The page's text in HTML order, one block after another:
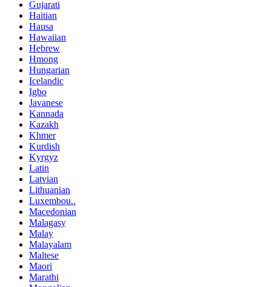
Gujarati
Haitian
Hausa
Hawaiian
Hebrew
Hmong
Hungarian
Icelandic
Igbo
Javanese
Kannada
Kazakh
Khmer
Kurdish
Kyrgyz
Latin
Latvian
Lithuanian
Luxembou..
Macedonian
Malagasy
Malay
Malayalam
Maltese
Maori
Marathi